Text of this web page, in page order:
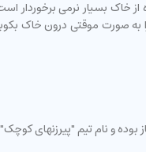
بسیار نرمی برخوردار است
صورت موقتی درون خاک
و نام تیم "پیرزنهای